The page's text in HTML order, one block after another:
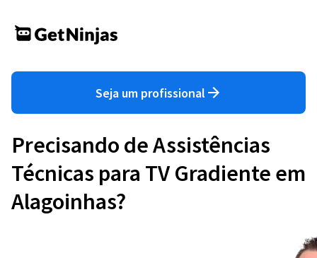
Seja um profissional
Precisando de Assistências
Técnicas para TV Gradiente em
Alagoinhas?